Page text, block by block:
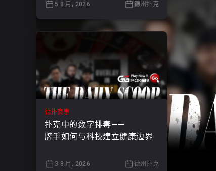
5 8 月, 2026 德州扑克
德扑赛事
扑克中的数字排毒——
牌手如何与科技建立健康边界
3 8 月, 2026 德州扑克